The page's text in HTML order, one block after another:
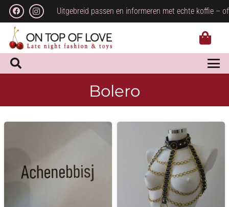
Uitgebreid passen en informeren met echte koffie –
Bolero